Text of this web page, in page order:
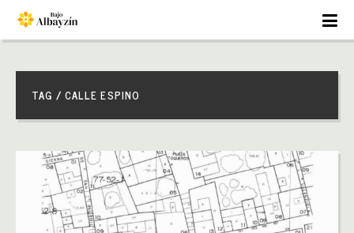
TAG / CALLE ESPINO